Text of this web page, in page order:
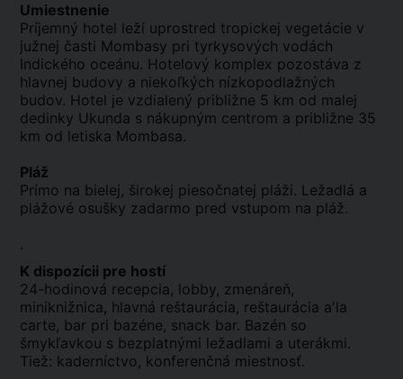
Umiestnenie
Príjemný hotel leží uprostred tropickej vegetácie v
južnej časti Mombasy pri tyrkysových vodách
Indického oceánu. Hotelový komplex pozostáva z
hlavnej budovy a niekoľkých nízkopodlažných
budov. Hotel je vzdialený približne 5 km od malej
dedinky Ukunda s nákupným centrom a približne 35
km od letiska Mombasa.
Pláž
Prímo na bielej, širokej piesočnatej pláži. Ležadlá a
plážové osušky zadarmo pred vstupom na pláž.
.
K dispozícii pre hostí
24-hodinová recepcia, lobby, zmenáreň,
miniknižnica, hlavná reštaurácia, reštaurácia a'la
carte, bar pri bazéne, snack bar. Bazén so
šmykľavkou s bezplatnými ležadlami a uterákmi.
Tiež: kaderníctvo, konferenčná miestnosť.